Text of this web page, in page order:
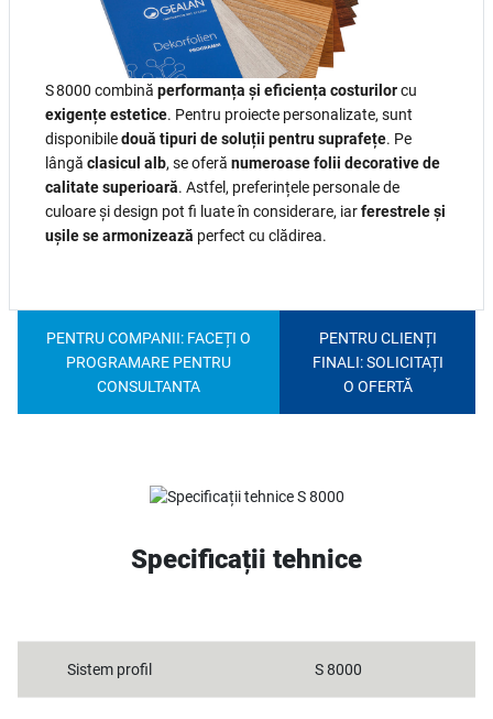
S 8000 combină performanța și eficiența costurilorcu
exigențe estetice. Pentru proiecte personalizate, sunt
disponibiledouă tipuri de soluții pentru suprafețe. Pe
lângă clasicul alb, se oferă numeroase folii decorative de
calitate superioară. Astfel, preferințele personale de
culoare și design pot fi luate în considerare, iarferestrele și
ușile se armonizează perfect cu clădirea.
PENTRU COMPANII: FACEȚI O
PROGRAMARE PENTRU
CONSULTANTA
PENTRU CLIENȚI
FINALI: SOLICITAȚI
O OFERTĂ
Specificații tehnice
Sistem profil S 8000